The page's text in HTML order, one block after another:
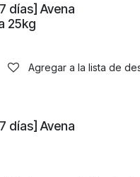
días] Avena
25kg
Agregar a la lista de
días] Avena